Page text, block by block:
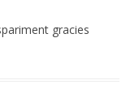
gracies